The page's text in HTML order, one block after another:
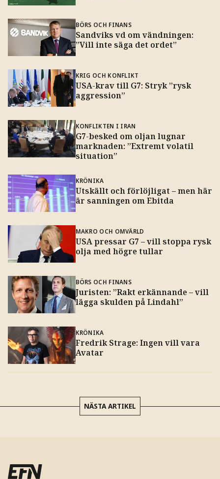
BÖRS OCH FINANS
Sandviks vd om vändningen:
”Vill inte säga det ordet”
KRIG OCH KONFLIKT
USA-krav till G7: Stryk ”rysk
aggression”
KONFLIKTEN I IRAN
G7-besked om oljan lugnar
marknaden: ”Extremt volatil
situation”
KRÖNIKA
Utskällt och förlöjligat – men här
är sanningen om Ebitda
MAKRO OCH OMVÄRLD
USA pressar G7 – vill stoppa rysk
olja med högre tullar
BÖRS OCH FINANS
Juristen: ”Rakt erkännande – vill
lägga skulden på Lindahl”
KRÖNIKA
Fredrik Strage: Ingen vill vara
Avatar
NÄSTA ARTIKEL